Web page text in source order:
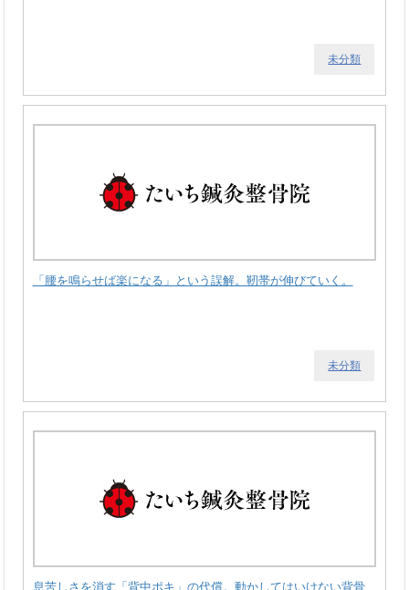
未分類
「腰を鳴らせば楽になる」という誤解。靭帯が伸びていく。
未分類
息苦しさを消す「背中ポキ」の代償。動かしてはいけない背骨